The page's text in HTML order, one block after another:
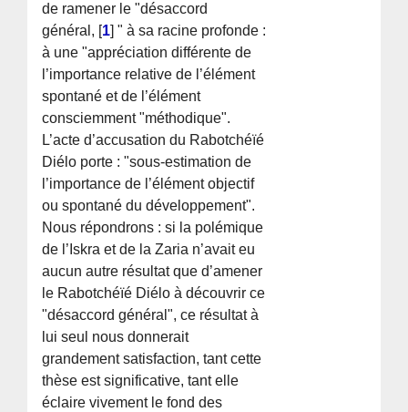
de ramener le "désaccord
général, [1] " à sa racine profonde :
à une "appréciation différente de
l’importance relative de l’élément
spontané et de l’élément
consciemment "méthodique".
L’acte d’accusation du Rabotchéïé
Diélo porte : "sous-estimation de
l’importance de l’élément objectif
ou spontané du développement".
Nous répondrons : si la polémique
de l’Iskra et de la Zaria n’avait eu
aucun autre résultat que d’amener
le Rabotchéïé Diélo à découvrir ce
"désaccord général", ce résultat à
lui seul nous donnerait
grandement satisfaction, tant cette
thèse est significative, tant elle
éclaire vivement le fond des